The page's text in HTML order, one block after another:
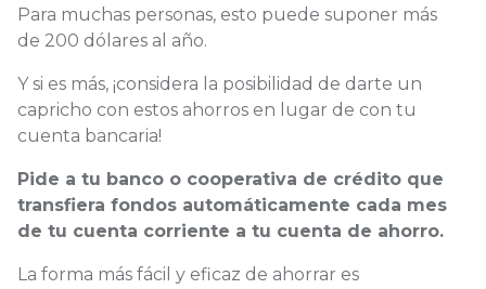
Para muchas personas, esto puede suponer más
de 200 dólares al año.
Y si es más, ¡considera la posibilidad de darte un
capricho con estos ahorros en lugar de con tu
cuenta bancaria!
Pide a tu banco o cooperativa de crédito que
transfiera fondos automáticamente cada mes
de tu cuenta corriente a tu cuenta de ahorro.
La forma más fácil y eficaz de ahorrar es